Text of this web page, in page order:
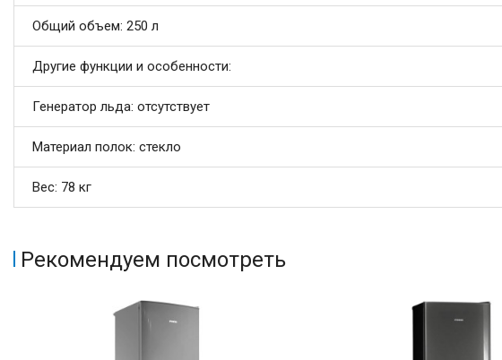
Общий объем: 250 л
Другие функции и особенности:
Генератор льда: отсутствует
Материал полок: стекло
Вес: 78 кг
Рекомендуем посмотреть